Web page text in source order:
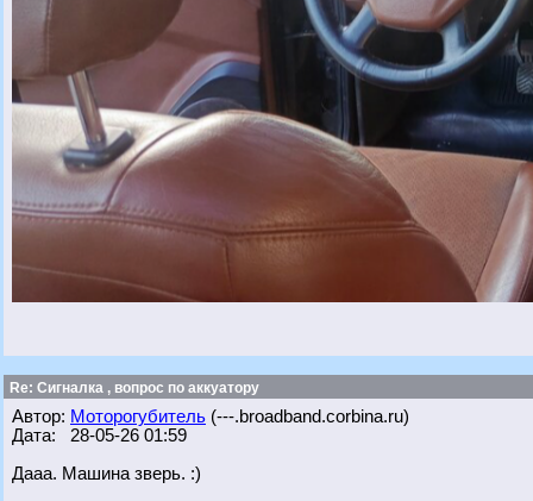
Re: Сигналка , вопрос по аккуатору
Автор: Моторогубитель (---.broadband.corbina.ru)
Дата: 28-05-26 01:59
Дааа. Машина зверь. :)